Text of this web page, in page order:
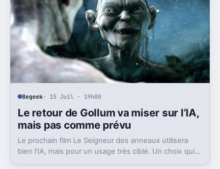
Begeek· 15 Juil · 19h00
Le retour de Gollum va miser sur l’IA,
mais pas comme prévu
Le prochain film Le Seigneur des anneaux utilisera
bien l’IA, mais pour un usage très ciblé. Un choix qui